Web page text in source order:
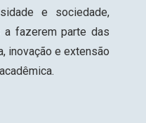
e sociedade,
a fazerem parte das
inovação e extensão